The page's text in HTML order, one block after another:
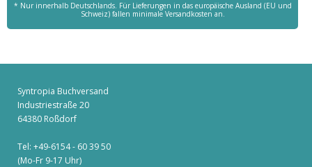
* Nur innerhalb Deutschlands. Für Lieferungen in das europäische Ausland (EU und
Schweiz) fallen minimale Versandkosten an.
Syntropia Buchversand
Industriestraße 20
64380 Roßdorf
Tel: +49-6154 - 60 39 50
(Mo-Fr 9-17 Uhr)